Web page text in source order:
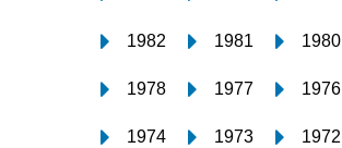
1982 1981 1980
1978 1977 1976
1974 1973 1972